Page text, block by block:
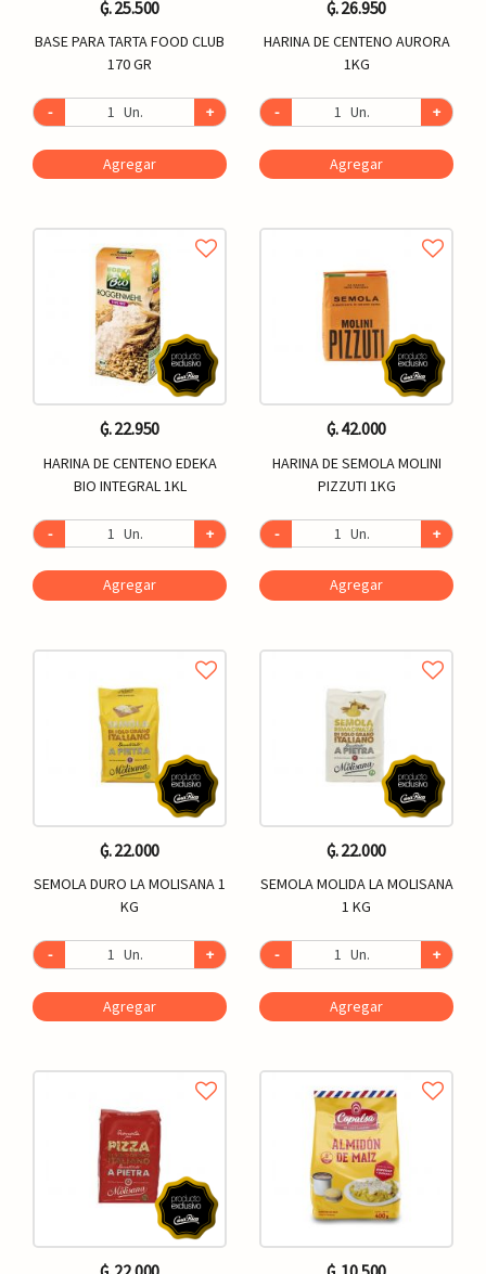
₲. 25.500
BASE PARA TARTA FOOD CLUB
170 GR
- Un. +
Agregar
₲. 26.950
HARINA DE CENTENO AURORA
1KG
- Un. +
Agregar
₲. 22.950
HARINA DE CENTENO EDEKA
BIO INTEGRAL 1KL
- Un. +
Agregar
₲. 42.000
HARINA DE SEMOLA MOLINI
PIZZUTI 1KG
- Un. +
Agregar
₲. 22.000
SEMOLA DURO LA MOLISANA 1
KG
- Un. +
Agregar
₲. 22.000
SEMOLA MOLIDA LA MOLISANA
1 KG
- Un. +
Agregar